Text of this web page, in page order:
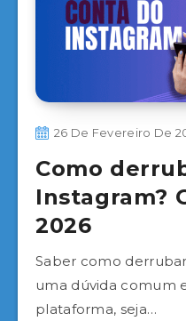
26 De Fevereiro De
Como
Instagram?
2026
Saber como
uma dúvida comum
plataforma, seja…